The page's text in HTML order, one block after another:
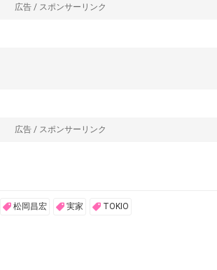
広告 / スポンサーリンク
広告 / スポンサーリンク
松岡昌宏 実家 TOKIO